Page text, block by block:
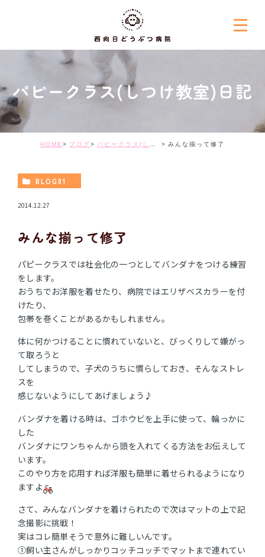
パピークラス(しつけ教室)日記
HOME ブログ パピークラス(しつけ教室)日記 みんな揃って修了
BLOG01
2014.12.27
みんな揃って修了
パピークラスでは社会化の一つとしてバンダナをつける練習
をします。
おうちでお洋服を着せたり、病院ではエリザベスカラーを付
けたり、
包帯を巻くことがあるかもしれません。
体に何かつけることに慣れていないと、びっくりして嫌がっ
て取ろうと
してしまうので、子犬のうちに慣らしておき、そんなストレ
スを
感じないようにしてあげましょう♪
バンダナを着ける時は、ゴホウビを上手に使って、輪っかに
した
バンダナにワンちゃんから頭を入れてくる方法をお伝えして
います。
このやり方を応用すれば洋服も簡単に着せられるようになり
ますよ
さて、みんなバンダナを着けられたので次はマットの上で記
念撮影に挑戦！
実はコレ簡単そうで意外に難しいんです。
①飼い主さんがしっかりコッチコッチでマットまで連れてい